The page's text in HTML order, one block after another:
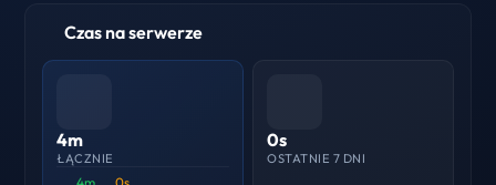
Czas na serwerze
4m
ŁĄCZNIE
0s
OSTATNIE 7 DNI